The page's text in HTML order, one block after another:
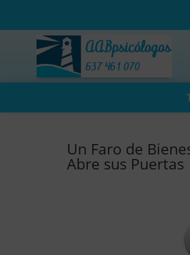
Un Faro de
Abre sus Puertas